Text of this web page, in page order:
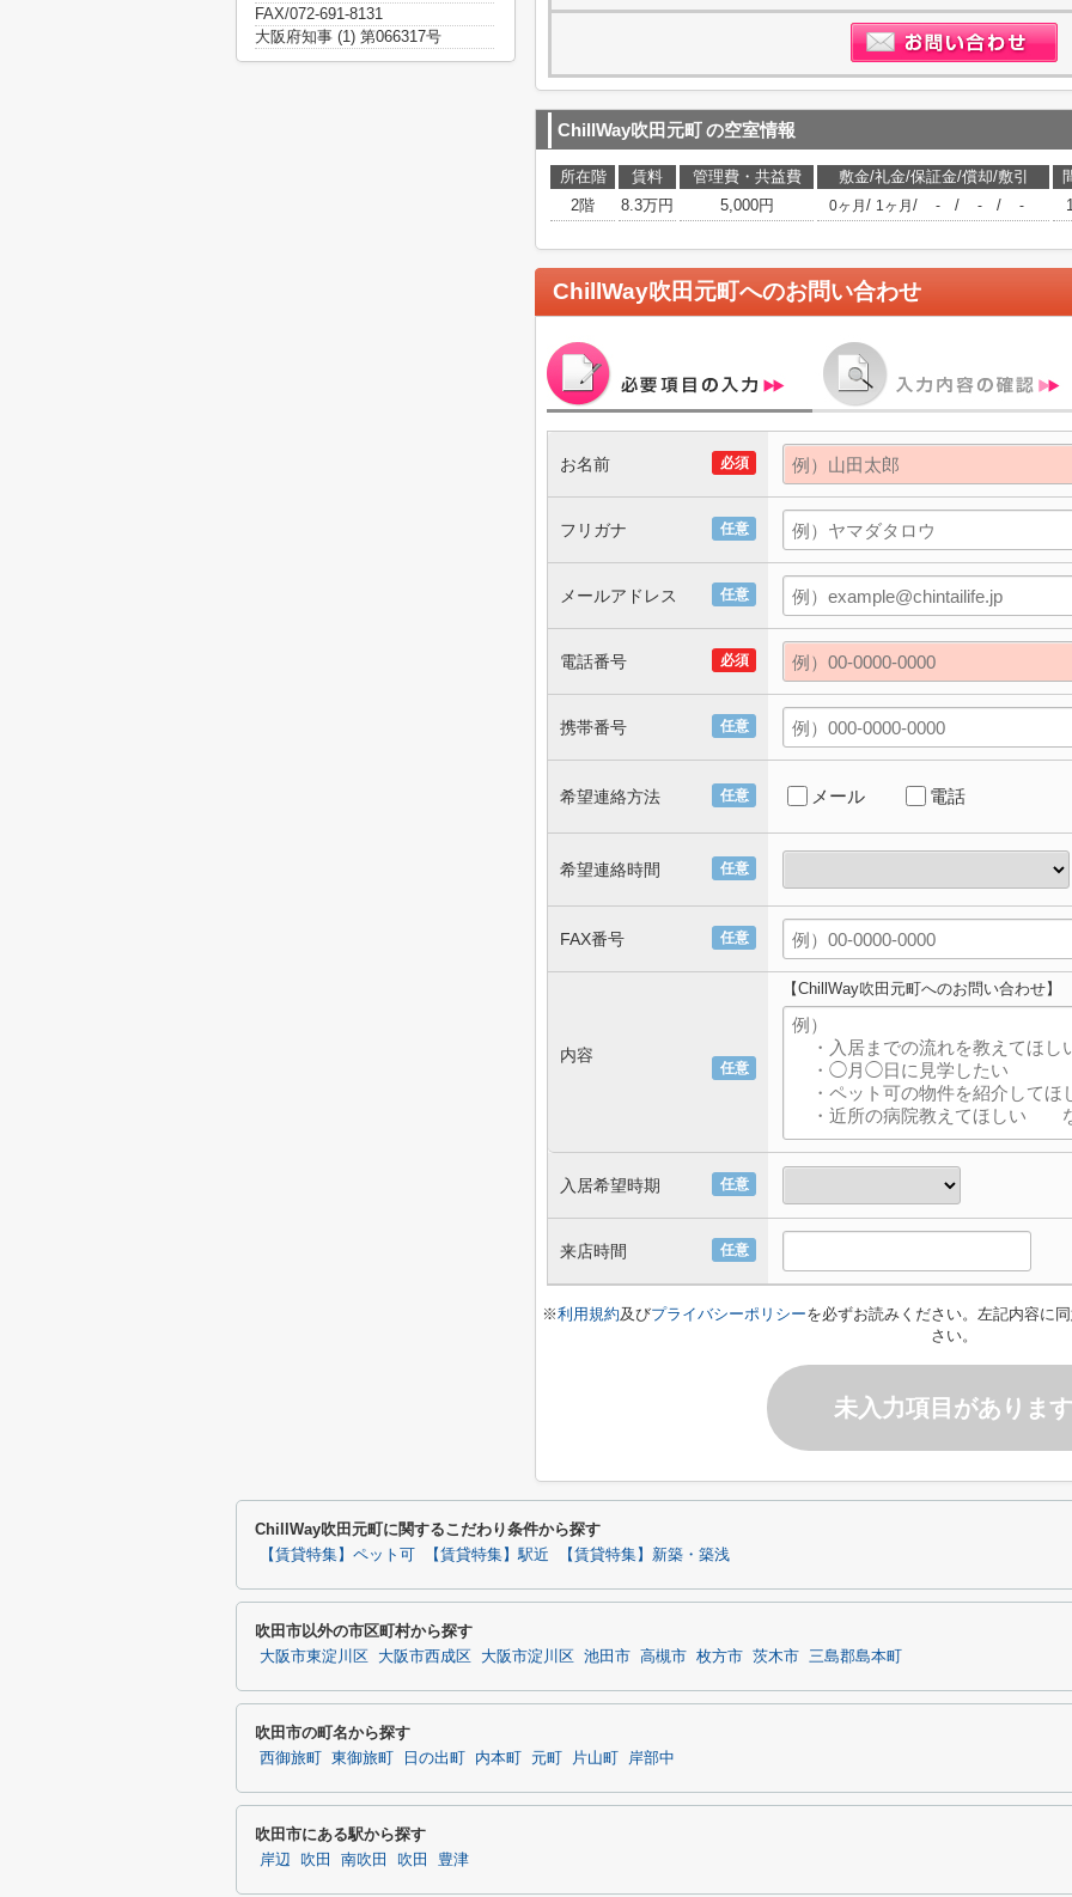
ChillWay吹田元町の空室情報
所在階 賃料 管理費・共益費 敷金/礼金/保証金/償却/敷引
2階
8.3万円 5,000円 0ヶ月 / 1ヶ月 / - / - / -
ChillWay吹田元町へのお問い合わせ
必須
お名前
任意
フリガナ
任意
メールアドレス
必須
電話番号
任意
携帯番号
任意
希望連絡方法 メール 電話
任意
希望連絡時間
任意
FAX番号
任意
内容
【ChillWay吹田元町へのお問い合わせ】
任意
入居希望時期
任意
来店時間
※利用規約及びプライバシーポリシーを必ずお読みください。左記内容に
さい。
未入力項目があります
FAX/072-691-8131
大阪府知事 (1) 第066317号
ChillWay吹田元町に関するこだわり条件から探す
【賃貸特集】ペット可 【賃貸特集】駅近 【賃貸特集】新築・築浅
吹田市以外の市区町村から探す
大阪市東淀川区 大阪市西成区 大阪市淀川区 池田市 高槻市 枚方市 茨木市 三島郡島本町
吹田市の町名から探す
西御旅町 東御旅町 日の出町 内本町 元町 片山町 岸部中
吹田市にある駅から探す
岸辺 吹田 南吹田 吹田 豊津